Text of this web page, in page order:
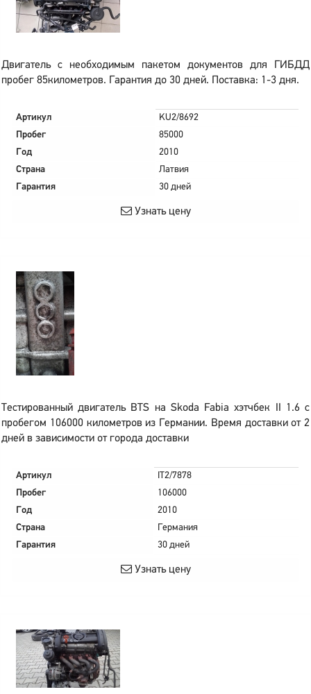
Двигатель с необходимым пакетом документов для ГИБДД
пробег 85километров. Гарантия до 30 дней. Поставка: 1-3 дня.
Артикул
KU2/8692
Пробег
85000
Год
2010
Страна
Латвия
Гарантия
30 дней
Узнать цену
Тестированный двигатель BTS на Skoda Fabia хэтчбек II 1.6 с
пробегом 106000 километров из Германии. Время доставки от 2
дней в зависимости от города доставки
Артикул
IT2/7878
Пробег
106000
Год
2010
Страна
Германия
Гарантия
30 дней
Узнать цену